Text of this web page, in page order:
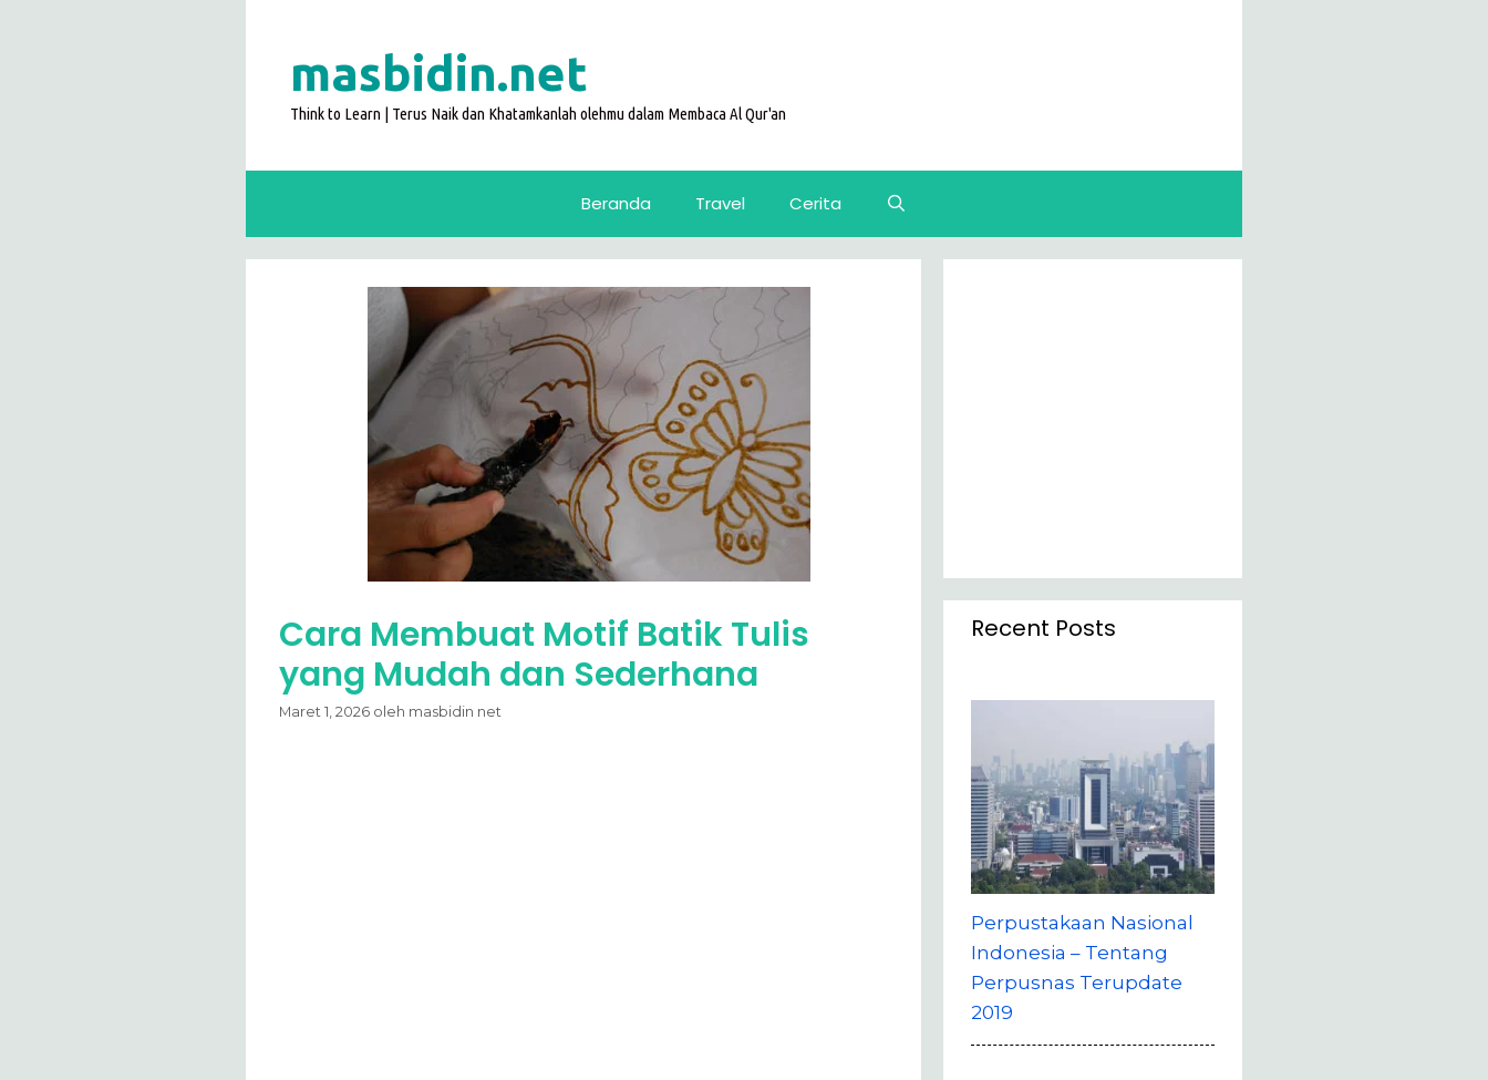
masbidin.net
Think to Learn | Terus Naik dan Khatamkanlah olehmu dalam Membaca Al Qur'an
Beranda Travel Cerita
Cara Membuat Motif Batik Tulis
yang Mudah dan Sederhana
Maret 1, 2026 oleh masbidin net
Recent Posts
Perpustakaan Nasional
Indonesia – Tentang
Perpusnas Terupdate
2019